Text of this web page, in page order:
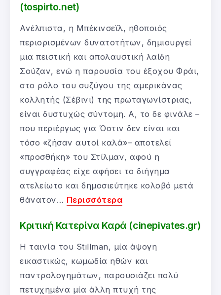
(tospirto.net)
Ανέλπιστα, η Μπέκινσεϊλ, ηθοποιός
περιορισμένων δυνατοτήτων, δημιουργεί
μια πειστική και απολαυστική λαίδη
Σούζαν, ενώ η παρουσία του έξοχου Φράι,
στο ρόλο του συζύγου της αμερικάνας
κολλητής (Σέβινι) της πρωταγωνίστριας,
είναι δυστυχώς σύντομη. Α, το δε φινάλε –
που περιέργως για Όστιν δεν είναι και
τόσο «ζήσαν αυτοί καλά»– αποτελεί
«προσθήκη» του Στίλμαν, αφού η
συγγραφέας είχε αφήσει το διήγημα
ατελείωτο και δημοσιεύτηκε κολοβό μετά
θάνατον… Περισσότερα
Κριτική Κατερίνα Καρά (cinepivates.gr)
Η ταινία του Stillman, μία άψογη
εικαστικώς, κωμωδία ηθών και
παντρολογημάτων, παρουσιάζει πολύ
πετυχημένα μία άλλη πτυχή της